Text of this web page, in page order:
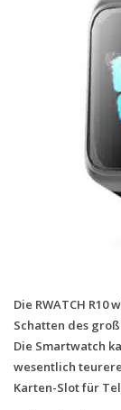
Die RWATCH
Schatten des
Die Smartwatch
wesentlich
Karten-Slot für